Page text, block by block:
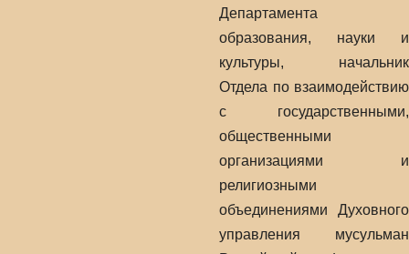
Департамента
образования, науки и
культуры, начальник
Отдела по взаимодействию
с государственными,
общественными
организациями и
религиозными
объединениями Духовного
управления мусульман